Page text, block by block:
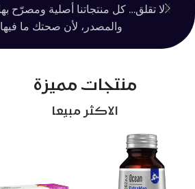
لا تقلق… كل منتجاتنا أصلية ومصرّح
والمصدر، لأن صحتك ما
منتجات مميزة
الاكثر مبيعا